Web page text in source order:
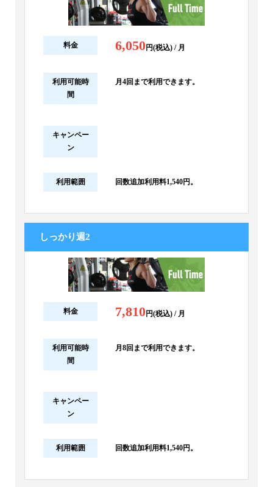
料金 6,050円(税込) / 月
利用可能時
間
月4回まで利用できます。
キャンペー
ン
利用範囲 回数追加利用料1,540円。
しっかり週2
料金 7,810円(税込) / 月
利用可能時
間
月8回まで利用できます。
キャンペー
ン
利用範囲 回数追加利用料1,540円。